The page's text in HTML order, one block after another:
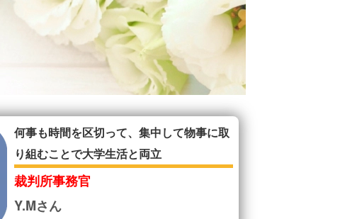
何事も時間を区切って、集中して物事に取
り組むことで大学生活と両立
裁判所事務官
Y.Mさん